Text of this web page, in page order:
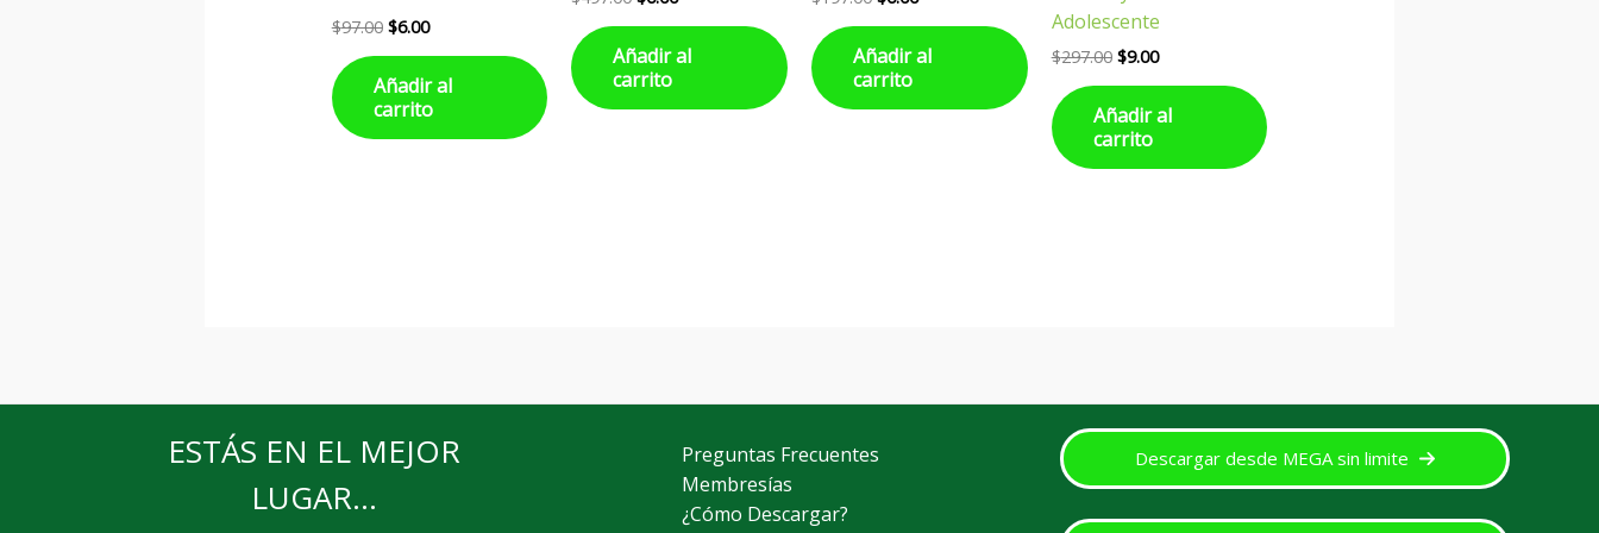
$97.00 $6.00
Añadir al
carrito
Añadir al
carrito
Añadir al
carrito
Adolescente
$297.00 $9.00
Añadir al
carrito
ESTÁS EN EL MEJOR
LUGAR...
Preguntas Frecuentes
Membresías
¿Cómo Descargar?
Descargar desde MEGA sin limite